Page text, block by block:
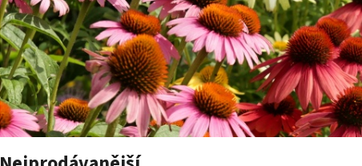
Doporučujeme